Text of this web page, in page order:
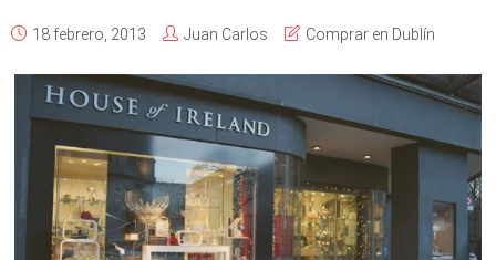
18 febrero, 2013 Juan Carlos Comprar en Dublín